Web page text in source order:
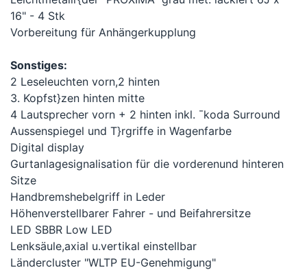
16" - 4 Stk
Vorbereitung für Anhängerkupplung
Sonstiges:
2 Leseleuchten vorn,2 hinten
3. Kopfst}zen hinten mitte
4 Lautsprecher vorn + 2 hinten inkl. ¯koda Surround
Aussenspiegel und T}rgriffe in Wagenfarbe
Digital display
Gurtanlagesignalisation für die vorderenund hinteren
Sitze
Handbremshebelgriff in Leder
Höhenverstellbarer Fahrer - und Beifahrersitze
LED SBBR Low LED
Lenksäule,axial u.vertikal einstellbar
Ländercluster "WLTP EU-Genehmigung"